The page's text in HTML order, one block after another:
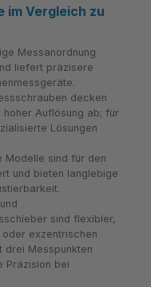
im Vergleich zu
Messanordnung
liefert präzisere
decken
Auflösung ab; für
Lösungen
Modelle sind für den
und bieten langlebige
sind flexibler,
exzentrischen
drei Messpunkten
Präzision bei